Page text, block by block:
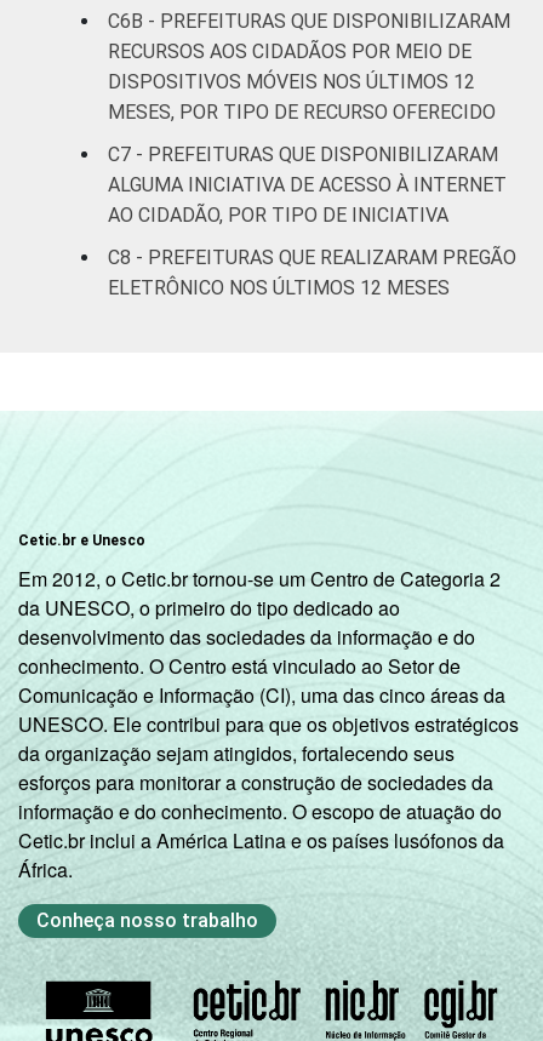
informação e comunicação no setor público
brasileiro - TIC Governo Eletrônico 2019.
C6B - PREFEITURAS QUE DISPONIBILIZARAM
RECURSOS AOS CIDADÃOS POR MEIO DE
DISPOSITIVOS MÓVEIS NOS ÚLTIMOS 12
MESES, POR TIPO DE RECURSO OFERECIDO
C7 - PREFEITURAS QUE DISPONIBILIZARAM
ALGUMA INICIATIVA DE ACESSO À INTERNET
AO CIDADÃO, POR TIPO DE INICIATIVA
C8 - PREFEITURAS QUE REALIZARAM PREGÃO
ELETRÔNICO NOS ÚLTIMOS 12 MESES
Cetic.br e Unesco
Em 2012, o Cetic.br tornou-se um Centro de Categoria 2
da UNESCO, o primeiro do tipo dedicado ao
desenvolvimento das sociedades da informação e do
conhecimento. O Centro está vinculado ao Setor de
Comunicação e Informação (CI), uma das cinco áreas da
UNESCO. Ele contribui para que os objetivos estratégicos
da organização sejam atingidos, fortalecendo seus
esforços para monitorar a construção de sociedades da
informação e do conhecimento. O escopo de atuação do
Cetic.br inclui a América Latina e os países lusófonos da
África.
Conheça nosso trabalho